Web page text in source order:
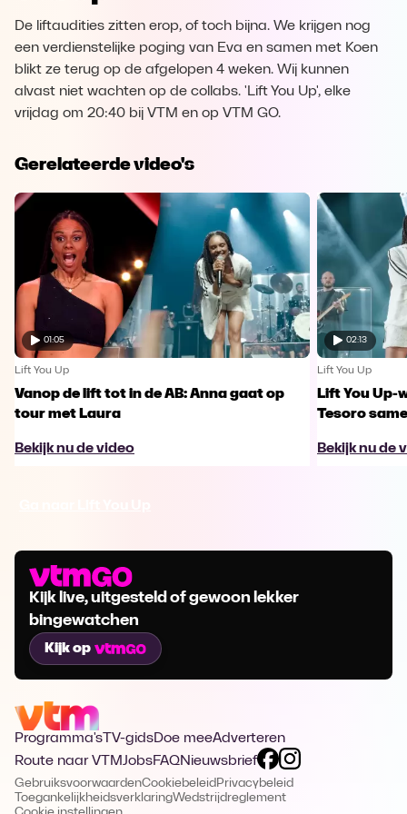
De liftaudities zitten erop, of toch bijna. We krijgen nog
een verdienstelijke poging van Eva en samen met Koen
blikt ze terug op de afgelopen 4 weken. Wij kunnen
alvast niet wachten op de collabs. 'Lift You Up', elke
vrijdag om 20:40 bij VTM en op VTM GO.
Gerelateerde video's
01:05
Lift You Up
Vanop de lift tot in de AB: Anna gaat op
tour met Laura
Bekijk nu de video
02:13
Lift You Up
Lift You Up-
Tesoro
Bekijk nu de
Kijk live, uitgesteld of gewoon lekker
bingewatchen
Kijk op
Programma's TV-gidsDoe meeAdverteren
Route naar VTMJobsFAQNieuwsbrief
GebruiksvoorwaardenCookiebeleid Privacybeleid
ToegankelijkheidsverklaringWedstrijdreglement